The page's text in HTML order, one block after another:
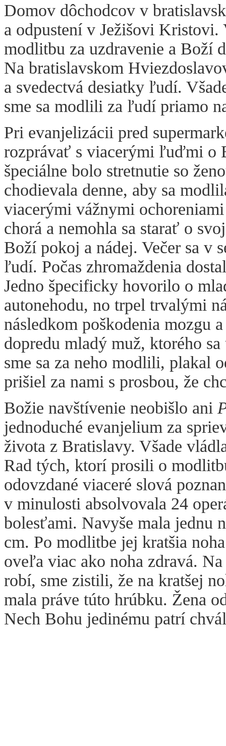
Domov dôchodcov v
a odpustení v Ježišovi
modlitbu za uzdravenie a Boží
Na bratislavskom
a svedectvá desiatky ľudí.
sme sa modlili za ľudí priamo
Pri evanjelizácii pred
rozprávať s viacerými ľuďmi o
špeciálne bolo stretnutie so
chodievala denne, aby sa
viacerými vážnymi
chorá a nemohla sa starať o
Boží pokoj a nádej. Večer sa v
ľudí. Počas zhromaždenia
Jedno špecificky hovorilo o
autonehodu, no trpel trvalými
následkom poškodenia mozgu
dopredu mladý muž, ktorého
sme sa za neho modlili, plakal
prišiel za nami s prosbou, že
Božie navštívenie neobišlo ani
jednoduché evanjelium za
života z Bratislavy. Všade
Rad tých, ktorí prosili o
odovzdané viaceré slová
v minulosti absolvovala 24
bolesťami. Navyše mala jednu
cm. Po modlitbe jej kratšia
oveľa viac ako noha zdravá.
robí, sme zistili, že na kratšej
mala práve túto hrúbku. Žena
Nech Bohu jedinému patrí